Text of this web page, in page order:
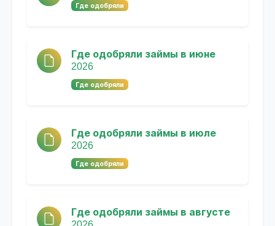
Где одобряли
Где одобряли займы в июне
2026
Где одобряли
Где одобряли займы в июле
2026
Где одобряли
Где одобряли займы в августе